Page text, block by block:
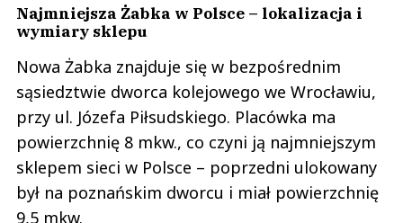
Najmniejsza Żabka w Polsce – lokalizacja i
wymiary sklepu
Nowa Żabka znajduje się w bezpośrednim
sąsiedztwie dworca kolejowego we Wrocławiu,
przy ul. Józefa Piłsudskiego. Placówka ma
powierzchnię 8 mkw., co czyni ją najmniejszym
sklepem sieci w Polsce – poprzedni ulokowany
był na poznańskim dworcu i miał powierzchnię
9,5 mkw.